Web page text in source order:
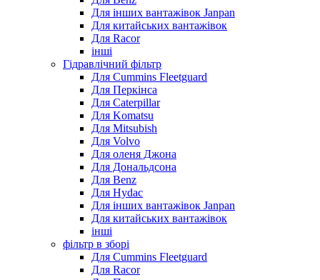
Для інших вантажівок Janpan
Для китайських вантажівок
Для Racor
інші
Гідравлічний фільтр
Для Cummins Fleetguard
Для Перкінса
Для Caterpillar
Для Komatsu
Для Mitsubish
Для Volvo
Для оленя Джона
Для Дональдсона
Для Benz
Для Hydac
Для інших вантажівок Janpan
Для китайських вантажівок
інші
фільтр в зборі
Для Cummins Fleetguard
Для Racor